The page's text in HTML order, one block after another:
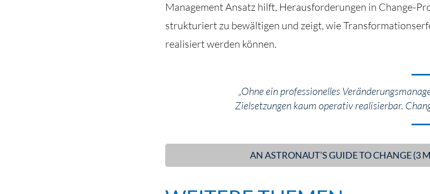
Management Ansatz hilft, Herausforderungen in Change-
strukturiert zu bewältigen und zeigt, wie
realisiert werden können.
„Ohne ein professionelles
Zielsetzungen kaum operativ realisierbar.
AN ASTRONAUT’S GUIDE TO CHANGE (3